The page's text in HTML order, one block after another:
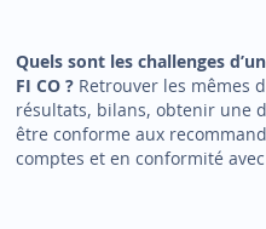
Quels sont les challenges
FI CO ? Retrouver les mêmes
résultats, bilans, obtenir une
être conforme aux
comptes et en conformité